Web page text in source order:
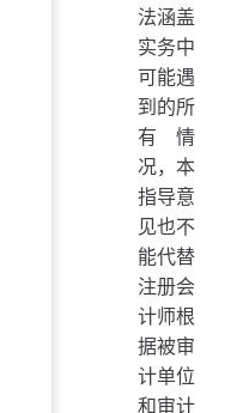
法涵盖
实务中
可能遇
到的所
有情
况，本
指导意
见也不
能代替
注册会
计师根
据被审
计单位
和审计